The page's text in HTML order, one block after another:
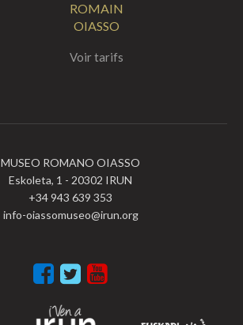
ROMAIN
OIASSO
Voir tarifs
MUSEO ROMANO OIASSO
Eskoleta, 1 - 20302 IRUN
+34 943 639 353
info-oiassomuseo@irun.org